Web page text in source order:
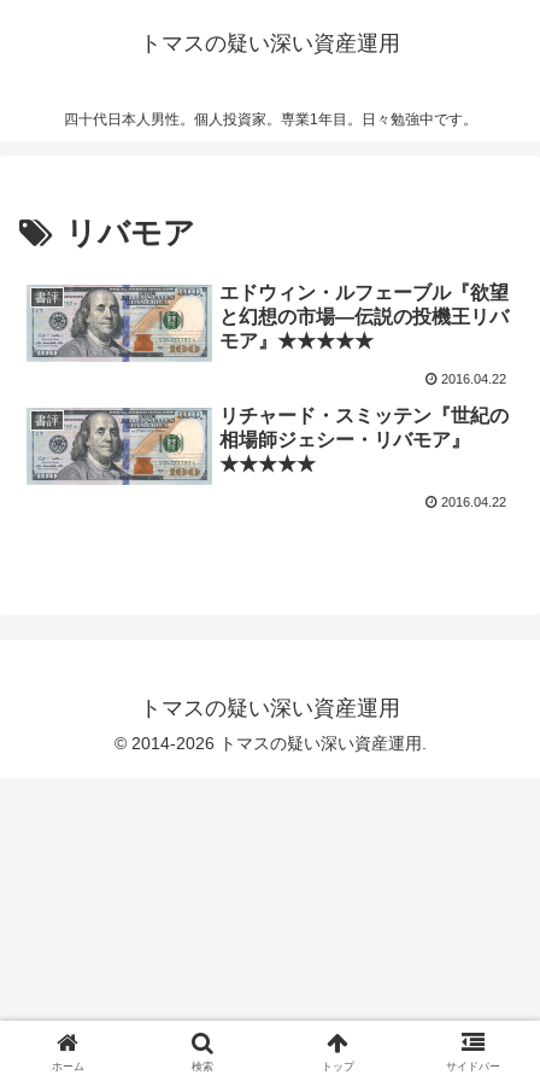
トマスの疑い深い資産運用
四十代日本人男性。個人投資家。専業1年目。日々勉強中です。
リバモア
書評
エドウィン・ルフェーブル『欲望
と幻想の市場―伝説の投機王リバ
モア』★★★★★
2016.04.22
書評
リチャード・スミッテン『世紀の
相場師ジェシー・リバモア』
★★★★★
2016.04.22
トマスの疑い深い資産運用
© 2014-2026 トマスの疑い深い資産運用.
ホーム 検索 トップ サイドバー